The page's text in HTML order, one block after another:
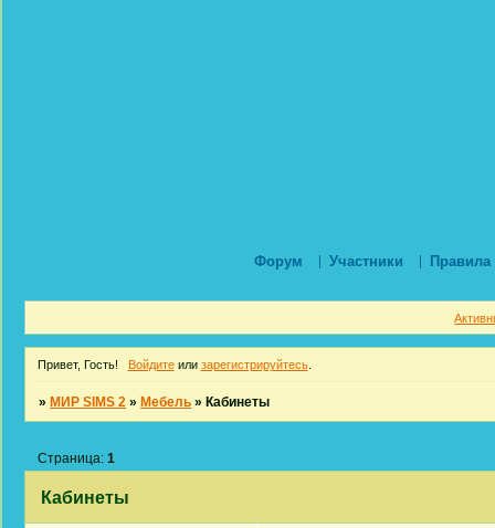
Форум Участники Правила
Привет, Гость! Войдитеили зарегистрируйтесь.
» МИР SIMS 2 » Мебель » Кабинеты
Кабинеты
Страница:1